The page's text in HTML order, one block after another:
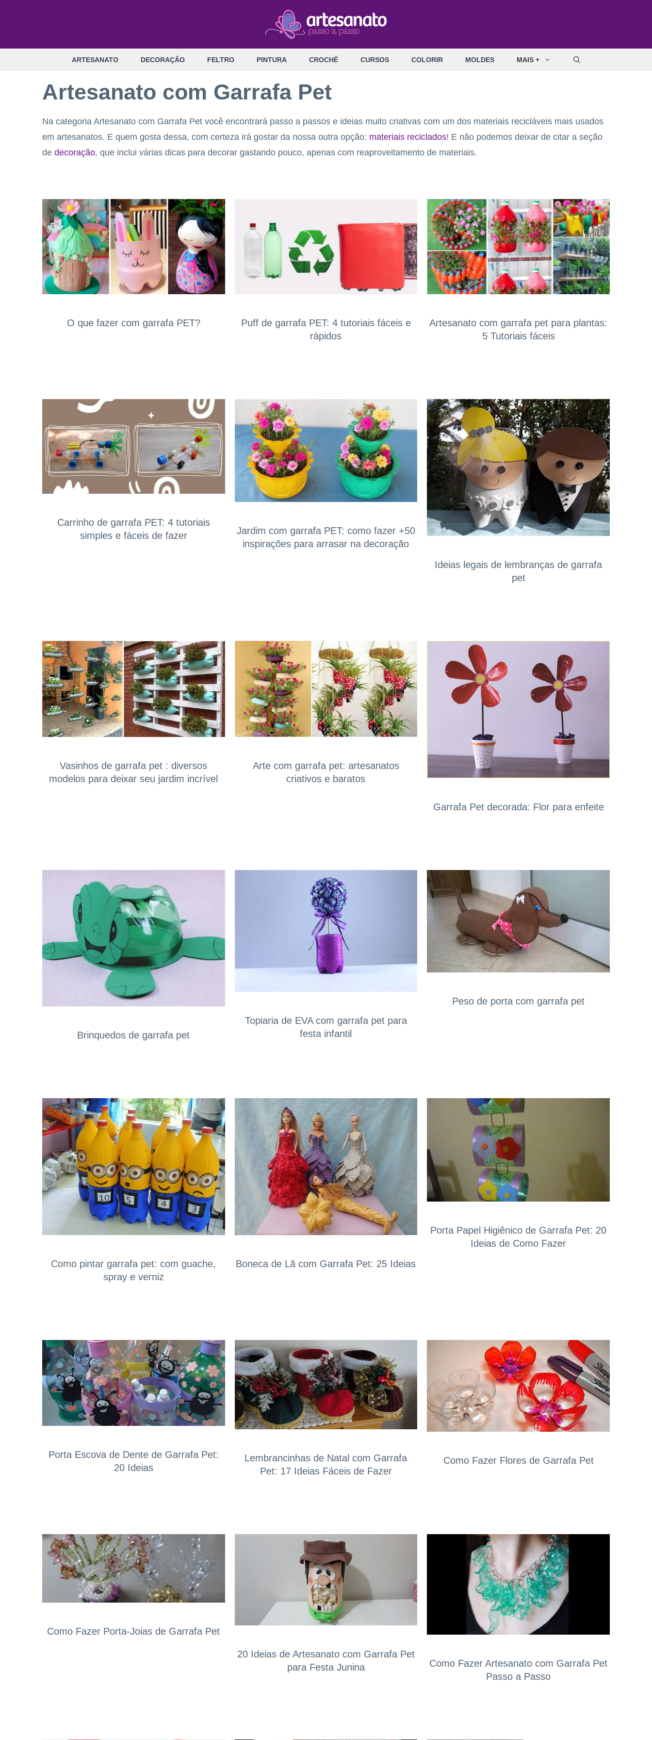
ARTESANATO DECORAÇÃO FELTRO PINTURA CROCHÊ CURSOS COLORIR MOLDES MAIS +
Artesanato com Garrafa Pet
Na categoria Artesanato com Garrafa Pet você encontrará passo a passos e ideias muito criativas com um dos materiais recicláveis mais usados
em artesanatos. E quem gosta dessa, com certeza irá gostar da nossa outra opção: materiais reciclados! E não podemos deixar de citar a seção
de decoração, que inclui várias dicas para decorar gastando pouco, apenas com reaproveitamento de materiais.
O que fazer com garrafa PET?
Puff de garrafa PET: 4 tutoriais fáceis e
rápidos
Artesanato com garrafa pet para plantas:
5 Tutoriais fáceis
Carrinho de garrafa PET: 4 tutoriais
simples e fáceis de fazer
Jardim com garrafa PET: como fazer +50
inspirações para arrasar na decoração
Ideias legais de lembranças de garrafa
pet
Vasinhos de garrafa pet : diversos
modelos para deixar seu jardim incrível
Arte com garrafa pet: artesanatos
criativos e baratos
Garrafa Pet decorada: Flor para enfeite
Brinquedos de garrafa pet
Topiaria de EVA com garrafa pet para
festa infantil
Peso de porta com garrafa pet
Como pintar garrafa pet: com guache,
spray e verniz
Boneca de Lã com Garrafa Pet: 25 Ideias
Porta Papel Higiênico de Garrafa Pet: 20
Ideias de Como Fazer
Porta Escova de Dente de Garrafa Pet:
20 Ideias
Lembrancinhas de Natal com Garrafa
Pet: 17 Ideias Fáceis de Fazer
Como Fazer Flores de Garrafa Pet
Como Fazer Porta-Joias de Garrafa Pet
20 Ideias de Artesanato com Garrafa Pet
para Festa Junina
Como Fazer Artesanato com Garrafa Pet
Passo a Passo